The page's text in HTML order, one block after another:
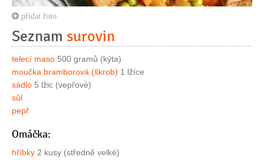
přidat foto
Seznam surovin
telecí maso 500 gramů (kýta)
moučka bramborová (škrob) 1 lžíce
sádlo 5 lžic (vepřové)
sůl
pepř
Omáčka:
hříbky 2 kusy (středně velké)